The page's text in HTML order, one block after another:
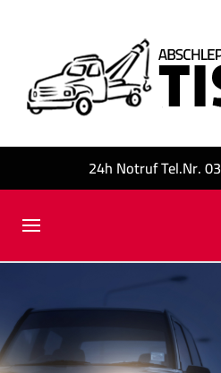
24h Notruf Tel.Nr.